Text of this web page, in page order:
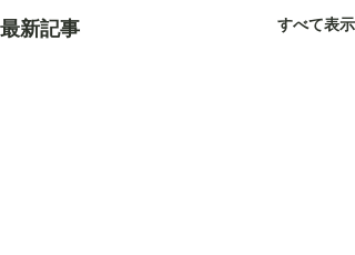
最新記事 すべて表示